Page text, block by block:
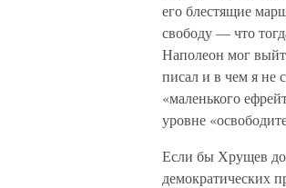
его блестящие
свободу — что
Наполеон мог
писал и в чем я не
«маленького
уровне
Если бы Хрущев
демократических